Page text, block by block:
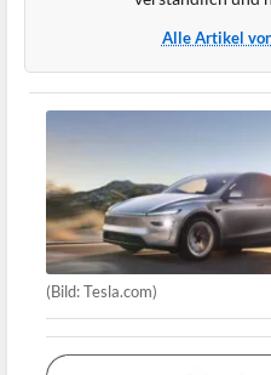
Alle Artikel
(Bild: Tesla.com)